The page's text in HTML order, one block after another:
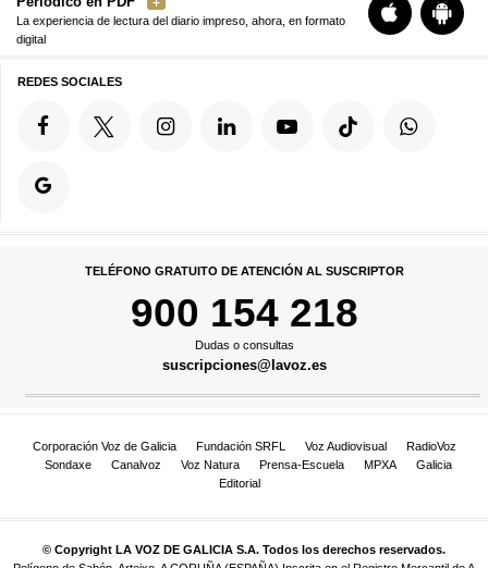
La experiencia de lectura del diario impreso, ahora, en formato
digital
REDES SOCIALES
TELÉFONO GRATUITO DE ATENCIÓN AL SUSCRIPTOR
900 154 218
Dudas o consultas
suscripciones@lavoz.es
Corporación Voz de Galicia Fundación SRFL Voz Audiovisual
RadioVoz
Sondaxe
Canalvoz Voz Natura Prensa-Escuela MPXA
Galicia
Editorial
© Copyright LA VOZ DE GALICIA S.A. Todos los derechos reservados.